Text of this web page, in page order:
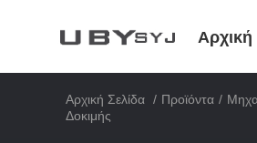
Αρχική
Αρχική Σελίδα / Προϊόντα /
Δοκιμής